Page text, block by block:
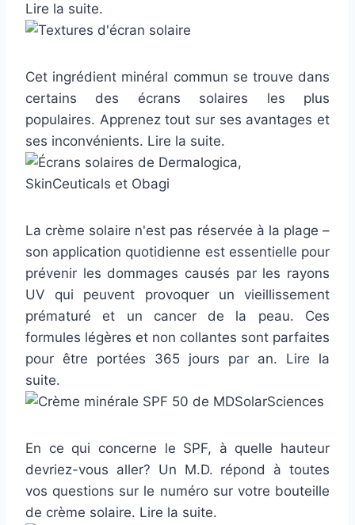
Lire la suite.
Cet ingrédient minéral commun se trouve dans
certains des écrans solaires les plus
populaires. Apprenez tout sur ses avantages et
ses inconvénients. Lire la suite.
La crème solaire n'est pas réservée à la plage –
son application quotidienne est essentielle pour
prévenir les dommages causés par les rayons
UV qui peuvent provoquer un vieillissement
prématuré et un cancer de la peau. Ces
formules légères et non collantes sont parfaites
pour être portées 365 jours par an. Lire la
suite.
En ce qui concerne le SPF, à quelle hauteur
devriez-vous aller? Un M.D. répond à toutes
vos questions sur le numéro sur votre bouteille
de crème solaire. Lire la suite.